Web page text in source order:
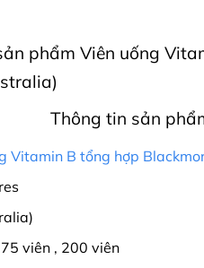
phẩm Viên uống
Thông tin sản
Vitamin B tổng hợp
75 viên, 200 viên